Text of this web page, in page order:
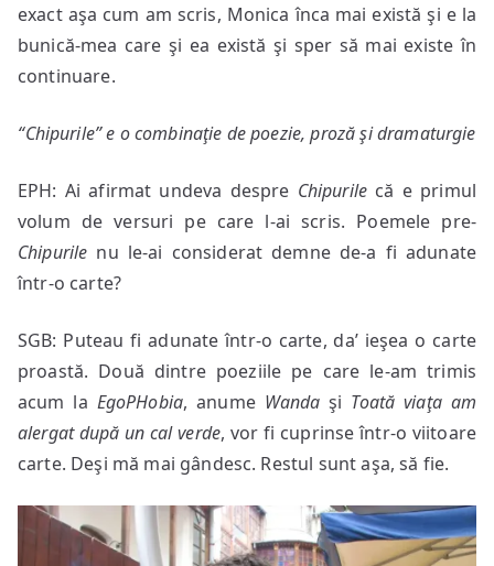
exact aşa cum am scris, Monica înca mai există şi e la
bunică-mea care şi ea există şi sper să mai existe în
continuare.
“Chipurile” e o combinaţie de poezie, proză şi dramaturgie
EPH: Ai afirmat undeva despre Chipurile că e primul
volum de versuri pe care l-ai scris. Poemele pre-
Chipurile nu le-ai considerat demne de-a fi adunate
într-o carte?
SGB: Puteau fi adunate într-o carte, da’ ieşea o carte
proastă. Două dintre poeziile pe care le-am trimis
acum la EgoPHobia, anume Wanda şi Toată viaţa am
alergat după un cal verde, vor fi cuprinse într-o viitoare
carte. Deşi mă mai gândesc. Restul sunt aşa, să fie.